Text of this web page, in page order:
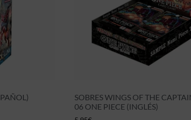
SOBRES WINGS OF THE
06 ONE PIECE (INGLÉS)